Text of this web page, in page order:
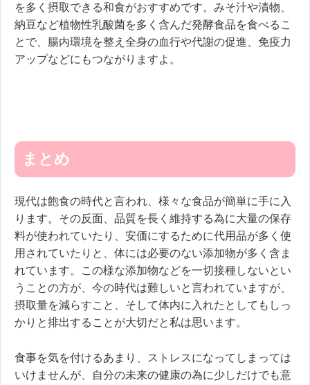
を多く摂取できる和食がおすすめです。みそ汁や漬物、
納豆など植物性乳酸菌を多く含んだ発酵食品を食べるこ
とで、腸内環境を整え全身の血行や代謝の促進、免疫力
アップなどにもつながりますよ。
まとめ
現代は飽食の時代と言われ、様々な食品が簡単に手に入
ります。その反面、品質を長く維持する為に大量の保存
料が使われていたり、安価にするために代用品が多く使
用されていたりと、体には必要のない添加物が多く含ま
れています。この様な添加物などを一切接種しないとい
うことの方が、今の時代は難しいと言われていますが、
摂取量を減らすこと、そして体内に入れたとしてもしっ
かりと排出することが大切だと私は思います。
食事を気を付けるあまり、ストレスになってしまっては
いけませんが、自分の未来の健康の為に少しだけでも意